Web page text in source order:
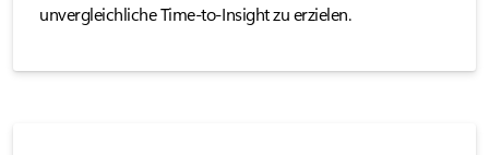
unvergleichliche Time-to-Insight zu erzielen.